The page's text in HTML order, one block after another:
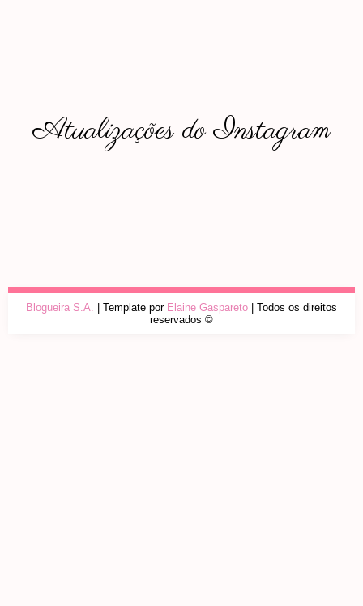
Atualizações do Instagram
Blogueira S.A. | Template por Elaine Gaspareto | Todos os direitos
reservados ©